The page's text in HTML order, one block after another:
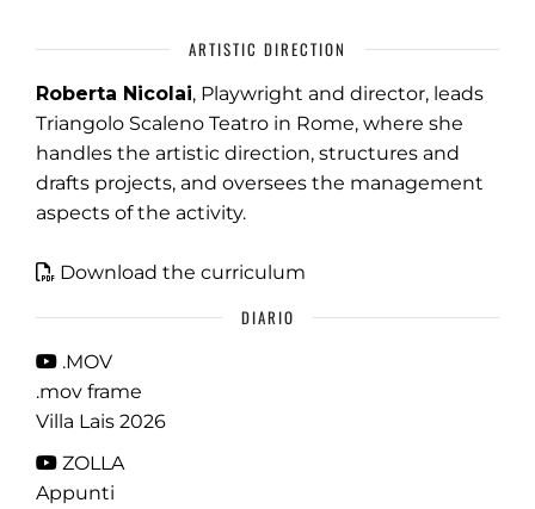
ARTISTIC DIRECTION
Roberta Nicolai, Playwright and director, leads
Triangolo Scaleno Teatro in Rome, where she
handles the artistic direction, structures and
drafts projects, and oversees the management
aspects of the activity.
Download the curriculum
DIARIO
.MOV
.mov frame
Villa Lais 2026
ZOLLA
Appunti